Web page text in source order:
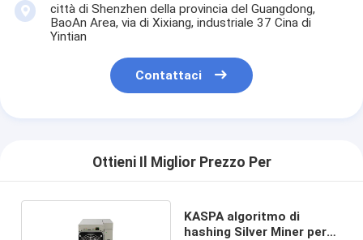
città di Shenzhen della provincia del Guangdong,
BaoAn Area, via di Xixiang, industriale 37 Cina di
Yintian
Contattaci
Ottieni Il Miglior Prezzo Per
KASPA algoritmo di
hashing Silver Miner per